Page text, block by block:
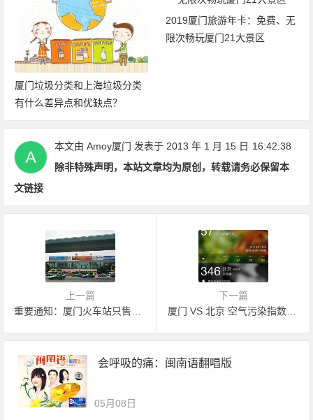
厦门垃圾分类和上海垃圾分类
有什么差异点和优缺点？
2019厦门旅游年卡：免费、无
限次畅玩厦门21大景区
本文由Amoy厦门 发表于 2013 年 1 月 15 日 16:42:38
除非特殊声明，本站文章均为原创，转载请务必保留本
文链接
上一篇
重要通知：厦门火车站只售当日票 买票请到五一广场
下一篇
厦门 VS 北京 空气污染指数对比
会呼吸的痛：闽南语翻唱版
05月08日